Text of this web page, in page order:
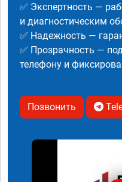
✅ Экспертность —
и диагностическим
✅ Надежность —
✅ Прозрачность —
телефону и
Позвонить